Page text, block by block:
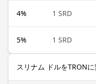
4% 1 SRD
5% 1 SRD
スリナム ドルをTRON